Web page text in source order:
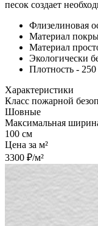
песок создает
Флизелиновая
Материал
Материал
Экологически
Плотность - 250
Характеристики
Класс пожарной
Шовные
Максимальная
100 см
Цена за м²
3300 ₽/м²